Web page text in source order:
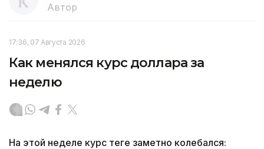
Автор
17:36, 07 Августа 2026
Как менялся курс доллара за
неделю
На этой неделе курс теңге заметно колебался: